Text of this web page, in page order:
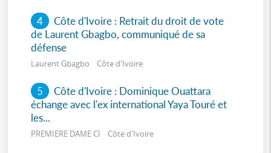
4 Côte d'Ivoire : Retrait du droit de vote
de Laurent Gbagbo, communiqué de sa
défense
Laurent Gbagbo Côte d'Ivoire
5 Côte d'Ivoire : Dominique Ouattara
échange avec l'ex international Yaya Touré et
les...
PREMIERE DAME CI Côte d'Ivoire